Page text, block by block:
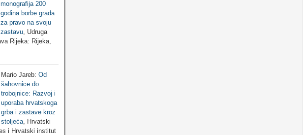
monografija 200
godina borbe grada
za pravo na svoju
zastavu, Udruga
Rijeka: Rijeka,
Mario Jareb: Od
šahovnice do
trobojnice: Razvoj i
uporaba hrvatskoga
grba i zastave kroz
stoljeća, Hrvatski
i Hrvatski institut